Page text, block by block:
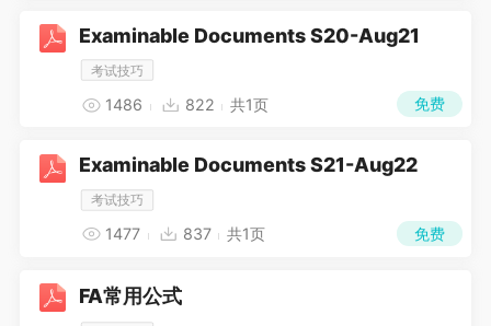
Examinable Documents S20-Aug21
考试技巧
1486 822 共1页 免费
Examinable Documents S21-Aug22
考试技巧
1477 837 共1页 免费
FA常用公式